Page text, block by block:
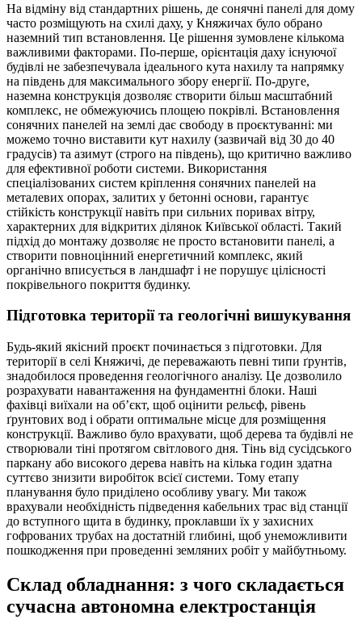
На відміну від стандартних рішень, де сонячні панелі для дому
часто розміщують на схилі даху, у Княжичах було обрано
наземний тип встановлення. Це рішення зумовлене кількома
важливими факторами. По-перше, орієнтація даху існуючої
будівлі не забезпечувала ідеального кута нахилу та напрямку
на південь для максимального збору енергії. По-друге,
наземна конструкція дозволяє створити більш масштабний
комплекс, не обмежуючись площею покрівлі. Встановлення
сонячних панелей на землі дає свободу в проєктуванні: ми
можемо точно виставити кут нахилу (зазвичай від 30 до 40
градусів) та азимут (строго на південь), що критично важливо
для ефективної роботи системи. Використання
спеціалізованих систем кріплення сонячних панелей на
металевих опорах, залитих у бетонні основи, гарантує
стійкість конструкції навіть при сильних поривах вітру,
характерних для відкритих ділянок Київської області. Такий
підхід до монтажу дозволяє не просто встановити панелі, а
створити повноцінний енергетичний комплекс, який
органічно вписується в ландшафт і не порушує цілісності
покрівельного покриття будинку.
Підготовка території та геологічні вишукування
Будь-який якісний проєкт починається з підготовки. Для
території в селі Княжичі, де переважають певні типи ґрунтів,
знадобилося проведення геологічного аналізу. Це дозволило
розрахувати навантаження на фундаментні блоки. Наші
фахівці виїхали на об’єкт, щоб оцінити рельєф, рівень
ґрунтових вод і обрати оптимальне місце для розміщення
конструкції. Важливо було врахувати, щоб дерева та будівлі не
створювали тіні протягом світлового дня. Тінь від сусідського
паркану або високого дерева навіть на кілька годин здатна
суттєво знизити виробіток всієї системи. Тому етапу
планування було приділено особливу увагу. Ми також
врахували необхідність підведення кабельних трас від станції
до вступного щита в будинку, проклавши їх у захисних
гофрованих трубах на достатній глибині, щоб унеможливити
пошкодження при проведенні земляних робіт у майбутньому.
Склад обладнання: з чого складається
сучасна автономна електростанція